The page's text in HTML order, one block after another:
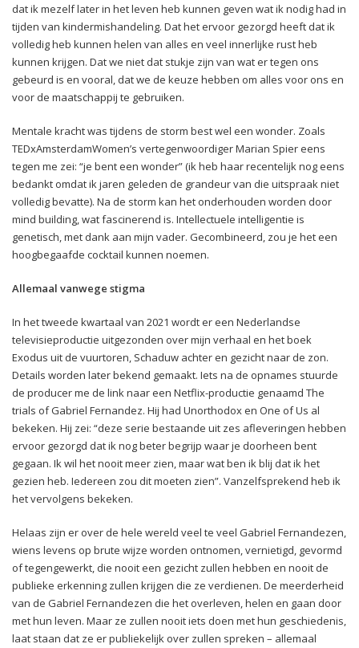
dat ik mezelf later in het leven heb kunnen geven wat ik nodig had in
tijden van kindermishandeling. Dat het ervoor gezorgd heeft dat ik
volledig heb kunnen helen van alles en veel innerlijke rust heb
kunnen krijgen. Dat we niet dat stukje zijn van wat er tegen ons
gebeurd is en vooral, dat we de keuze hebben om alles voor ons en
voor de maatschappij te gebruiken.
Mentale kracht was tijdens de storm best wel een wonder. Zoals
TEDxAmsterdamWomen’s vertegenwoordiger Marian Spier eens
tegen me zei: “je bent een wonder” (ik heb haar recentelijk nog eens
bedankt omdat ik jaren geleden de grandeur van die uitspraak niet
volledig bevatte). Na de storm kan het onderhouden worden door
mind building, wat fascinerend is. Intellectuele intelligentie is
genetisch, met dank aan mijn vader. Gecombineerd, zou je het een
hoogbegaafde cocktail kunnen noemen.
Allemaal vanwege stigma
In het tweede kwartaal van 2021 wordt er een Nederlandse
televisieproductie uitgezonden over mijn verhaal en het boek
Exodus uit de vuurtoren, Schaduw achter en gezicht naar de zon.
Details worden later bekend gemaakt. Iets na de opnames stuurde
de producer me de link naar een Netflix-productie genaamd The
trials of Gabriel Fernandez. Hij had Unorthodox en One of Us al
bekeken. Hij zei: “deze serie bestaande uit zes afleveringen hebben
ervoor gezorgd dat ik nog beter begrijp waar je doorheen bent
gegaan. Ik wil het nooit meer zien, maar wat ben ik blij dat ik het
gezien heb. Iedereen zou dit moeten zien”. Vanzelfsprekend heb ik
het vervolgens bekeken.
Helaas zijn er over de hele wereld veel te veel Gabriel Fernandezen,
wiens levens op brute wijze worden ontnomen, vernietigd, gevormd
of tegengewerkt, die nooit een gezicht zullen hebben en nooit de
publieke erkenning zullen krijgen die ze verdienen. De meerderheid
van de Gabriel Fernandezen die het overleven, helen en gaan door
met hun leven. Maar ze zullen nooit iets doen met hun geschiedenis,
laat staan dat ze er publiekelijk over zullen spreken – allemaal